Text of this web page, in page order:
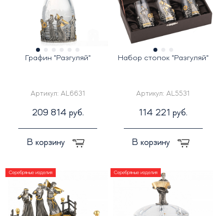
Графин "Разгуляй"
Артикул: AL6631
209 814 руб.
В корзину
Набор стопок "Разгуляй"
Артикул:AL5531
114 221 руб.
В корзину
Серебряные изделия Серебряные изделия